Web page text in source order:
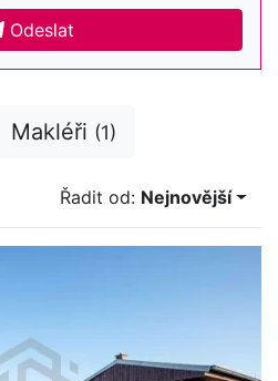
Odeslat
Makléři (1)
Řadit od: Nejnovější